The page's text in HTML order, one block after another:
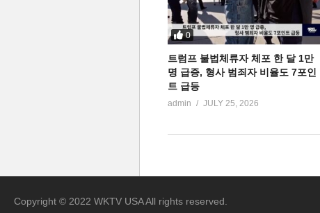
0
트럼프 불법체류자 체포 한 달 1만
명 급증, 형사 범죄자 비율도 7포인
트 급등
admin JULY 25, 2026
Copyright © 2022 WKTV USA All rights reserved.